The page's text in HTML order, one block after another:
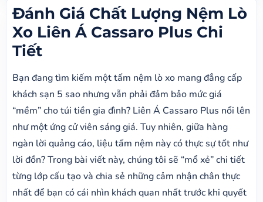
Đánh Giá Chất Lượng Nệm Lò
Xo Liên Á Cassaro Plus Chi
Tiết
Bạn đang tìm kiếm một tấm nệm lò xo mang đẳng cấp
khách sạn 5 sao nhưng vẫn phải đảm bảo mức giá
“mềm” cho túi tiền gia đình? Liên Á Cassaro Plus nổi lên
như một ứng cử viên sáng giá. Tuy nhiên, giữa hàng
ngàn lời quảng cáo, liệu tấm nệm này có thực sự tốt như
lời đồn? Trong bài viết này, chúng tôi sẽ “mổ xẻ” chi tiết
từng lớp cấu tạo và chia sẻ những cảm nhận chân thực
nhất để bạn có cái nhìn khách quan nhất trước khi quyết